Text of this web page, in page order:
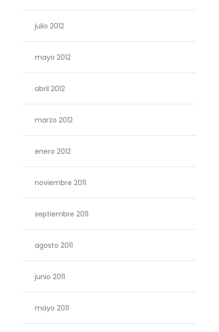
julio 2012
mayo 2012
abril 2012
marzo 2012
enero 2012
noviembre 2011
septiembre 2011
agosto 2011
junio 2011
mayo 2011